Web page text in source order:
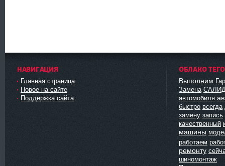
НАВИГАЦИЯ
Главная страница
Новое на сайте
Поддержка сайта
ОБЛАКО
Выполним
Замена
автомобиля
быстро всегда
замену запись
качественный
машины
работаем
ремонту
шиномонтаж